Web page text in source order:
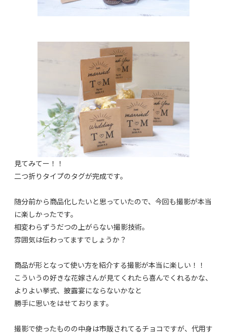
見てみてー！！
二つ折りタイプのタグが完成です。
随分前から商品化したいと思っていたので、今回も撮影が本当
に楽しかったです。
相変わらずうだつの上がらない撮影技術。
雰囲気は伝わってますでしょうか？
商品が形となって使い方を紹介する撮影が本当に楽しい！！
こういうの好きな花嫁さんが見てくれたら喜んでくれるかな、
よりよい挙式、披露宴にならないかなと
勝手に思いをはせております。
撮影で使ったものの中身は市販されてるチョコですが、代用す